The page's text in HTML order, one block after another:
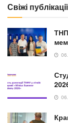
Свіжі публікації